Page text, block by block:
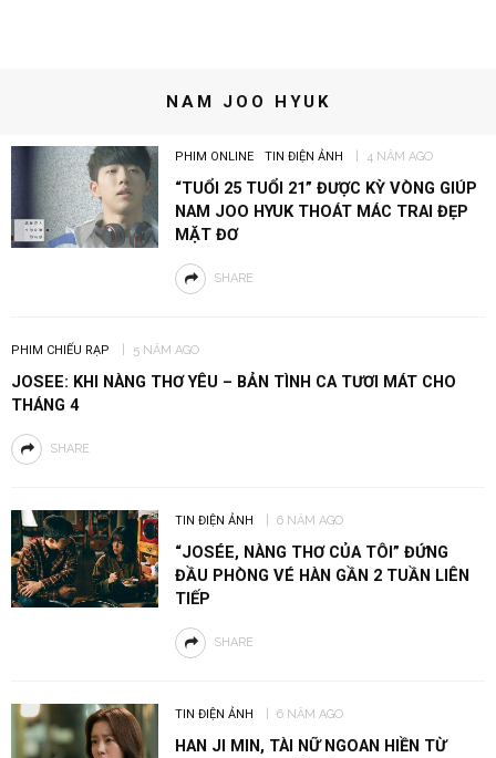
NAM JOO HYUK
PHIM ONLINE TIN ĐIỆN ẢNH 4 NĂM AGO
“TUỔI 25 TUỔI 21” ĐƯỢC KỲ VÒNG GIÚP
NAM JOO HYUK THOÁT MÁC TRAI ĐẸP
MẶT ĐƠ
SHARE
PHIM CHIẾU RẠP 5 NĂM AGO
JOSEE: KHI NÀNG THƠ YÊU – BẢN TÌNH CA TƯƠI MÁT CHO
THÁNG 4
SHARE
TIN ĐIỆN ẢNH 6 NĂM AGO
“JOSÉE, NÀNG THƠ CỦA TÔI” ĐỨNG
ĐẦU PHÒNG VÉ HÀN GẦN 2 TUẦN LIÊN
TIẾP
SHARE
TIN ĐIỆN ẢNH 6 NĂM AGO
HAN JI MIN, TÀI NỮ NGOAN HIỀN TỪ